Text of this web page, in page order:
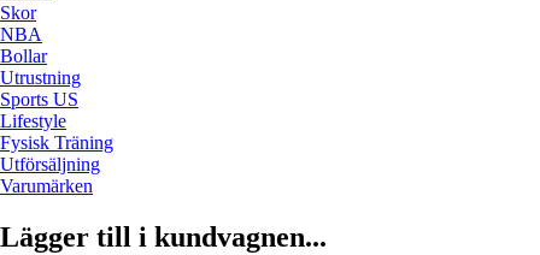
Skor
NBA
Bollar
Utrustning
Sports US
Lifestyle
Fysisk Träning
Utförsäljning
Varumärken
Lägger till i kundvagnen...